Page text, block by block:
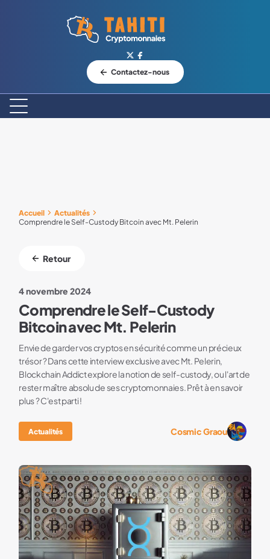
Logo Tahiti-Cryptomonnaies.com
Contactez-nous
Accueil
Actualités
Comprendre le Self-Custody Bitcoin avec Mt. Pelerin
Retour
4 novembre 2024
Comprendre le Self-Custody
Bitcoin avec Mt. Pelerin
Envie de garder vos cryptos en sécurité comme un précieux
trésor ? Dans cette interview exclusive avec Mt. Pelerin,
Blockchain Addict explore la notion de self-custody, ou l'art de
rester maître absolu de ses cryptomonnaies. Prêt à en savoir
plus ? C'est parti !
Actualités Cosmic Graou